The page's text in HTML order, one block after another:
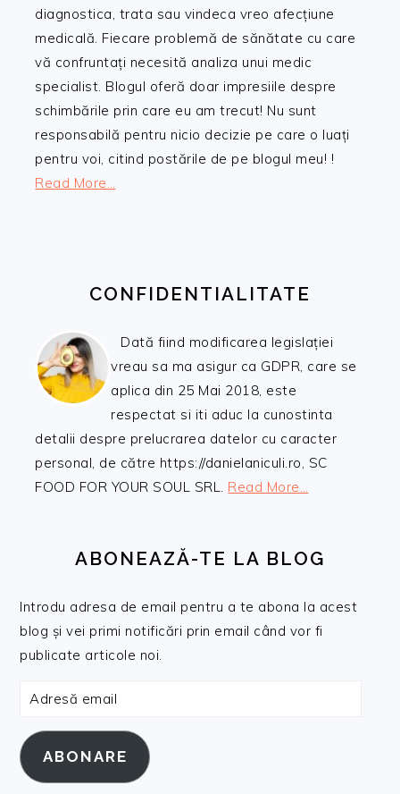
diagnostica, trata sau vindeca vreo afecțiune
medicală. Fiecare problemă de sănătate cu care
vă confruntați necesită analiza unui medic
specialist. Blogul oferă doar impresiile despre
schimbările prin care eu am trecut! Nu sunt
responsabilă pentru nicio decizie pe care o luați
pentru voi, citind postările de pe blogul meu! !
Read More…
CONFIDENTIALITATE
Dată fiind modificarea legislației
vreau sa ma asigur ca GDPR, care se
aplica din 25 Mai 2018, este
respectat si iti aduc la cunostinta
detalii despre prelucrarea datelor cu caracter
personal, de către https://danielaniculi.ro, SC
FOOD FOR YOUR SOUL SRL. Read More…
ABONEAZĂ-TE LA BLOG
Introdu adresa de email pentru a te abona la acest
blog și vei primi notificări prin email când vor fi
publicate articole noi.
Adresă
ABONARE